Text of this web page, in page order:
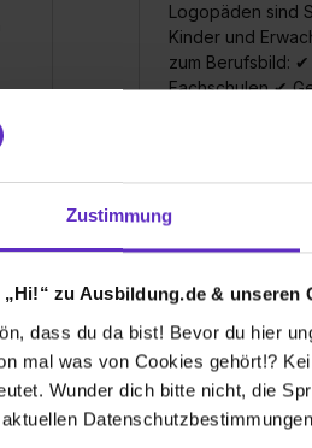
Zustimmung
„Hi!“ zu Ausbildung.de & unseren
dass du da bist! Bevor du hier
mal was von Cookies gehört!?
Wunder dich bitte nicht, die
Logopäden sind
Kinder und
zum Berufsbild:
Fachschulen ✔